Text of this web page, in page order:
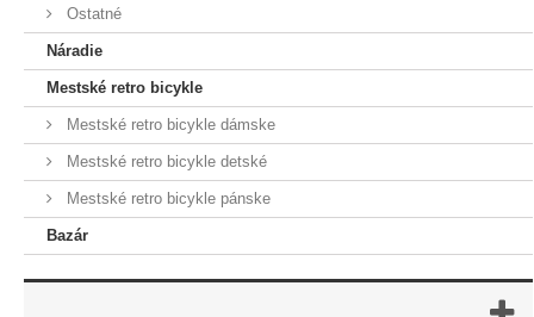
Ostatné
Náradie
Mestské retro bicykle
Mestské retro bicykle dámske
Mestské retro bicykle detské
Mestské retro bicykle pánske
Bazár